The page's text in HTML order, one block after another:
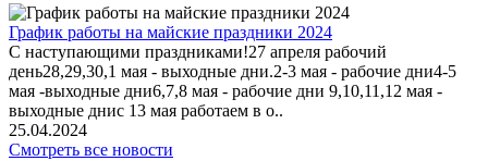
График работы на майские праздники 2024
С наступающими праздниками!27 апреля рабочий
день28,29,30,1 мая - выходные дни.2-3 мая - рабочие дни4-5
мая -выходные дни6,7,8 мая - рабочие дни 9,10,11,12 мая -
выходные днис 13 мая работаем в о..
25.04.2024
Смотреть все новости